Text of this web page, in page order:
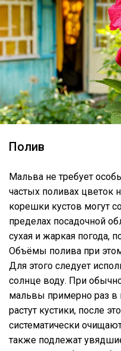
Полив
Мальва не требует
частых поливах цветок
корешки кустов могут
пределах посадочной
сухая и жаркая погода,
Объёмы полива при
Для этого следует
солнце воду. При
мальвы примерно раз
растут кустики, после
систематически
также подлежат